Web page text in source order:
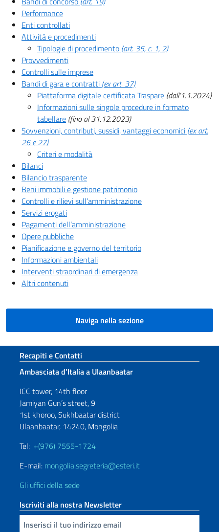
Performance
Enti controllati
Attività e procedimenti
Tipologie di procedimento (art. 35, c. 1, 2)
Provvedimenti
Controlli sulle imprese
Bandi di gara e contratti (ex art. 37)
Piattaforma digitale certificata Traspare (dall’1.1.2024)
Informazioni sulle singole procedure in formato
tabellare (fino al 31.12.2023)
Sovvenzioni, contributi, sussidi, vantaggi economici (ex art.
26 e 27)
Criteri e modalità
Bilanci
Bilancio trasparente
Beni immobili e gestione patrimonio
Controlli e rilievi sull’amministrazione
Servizi erogati
Pagamenti dell’amministrazione
Opere pubbliche
Pianificazione e governo del territorio
Informazioni ambientali
Interventi straordinari di emergenza
Altri contenuti
Naviga nella sezione
Sezione footer
Recapiti e Contatti
Ambasciata d’Italia a Ulaanbaatar
ICC tower, 14th floor
Jamiyan Gun’s street, 9
1st khoroo, Sukhbaatar district
Ulaanbaatar, 14240, Mongolia
Tel: +(976) 7555-1724
E-mail: mongolia.segreteria@esteri.it
Gli uffici della sede
Iscriviti alla nostra Newsletter
Inserisci la tua email